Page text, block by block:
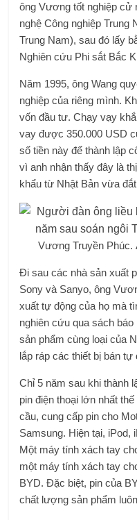
ông Vương tốt nghiệp cử
nghệ Công nghiệp Trung
Trung Nam), sau đó lấy
Nghiên cứu Phi sắt Bắc
Năm 1995, ông Wang
nghiệp của riêng mình.
vốn đầu tư. Chạy vạy
vay được 350.000 USD
số tiền này để thành lập
vì anh nhận thấy đây là
khẩu từ Nhật Bản vừa
Vương Truyền Phúc.
Đi sau các nhà sản xuất
Sony và Sanyo, ông
xuất tự động của họ mà
nghiên cứu qua sách
sản phẩm cùng loại của
lắp ráp các thiết bị bán tự
Chỉ 5 năm sau khi thành
pin điện thoại lớn nhất
cầu, cung cấp pin cho
Samsung. Hiện tại, iPod,
Một máy tính xách tay
một máy tính xách tay
BYD. Đặc biệt, pin của
chất lượng sản phẩm